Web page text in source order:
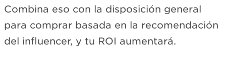
Combina eso con la disposición general
para comprar basada en la recomendación
del influencer, y tu ROI aumentará.